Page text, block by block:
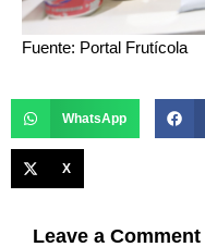
Fuente: Portal Frutícola
WhatsApp
X
Leave a Comment